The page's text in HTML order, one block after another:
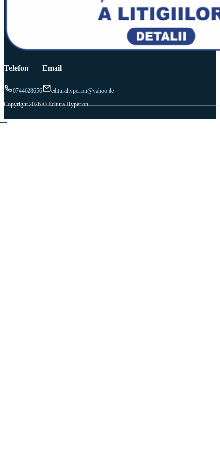
Telefon
0744628656
Email
editurahyperion@yahoo.de
Copyright 2026 © Editura Hyperion